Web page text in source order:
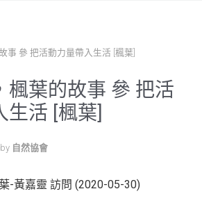
事 參 把活動力量帶入生活 [楓葉]
楓葉的故事 參 把活
活 [楓葉]
自然協會
-黃嘉靈 訪問 (2020-05-30)